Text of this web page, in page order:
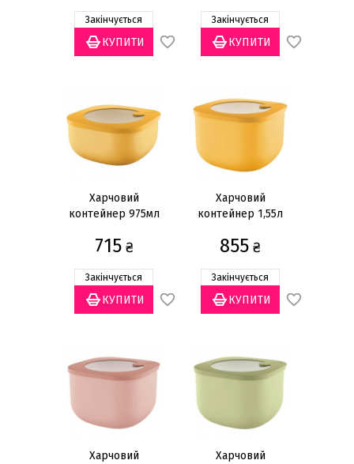
Закінчується Закінчується
Харчовий
контейнер 975мл
715₴
Закінчується
Харчовий
контейнер 1,55л
855 ₴
Закінчується
Харчовий
Харчовий